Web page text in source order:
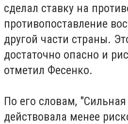
сделал ставку на
противопоставление
другой части страны.
достаточно опасно и
отметил Фесенко.
По его словам,
действовала менее